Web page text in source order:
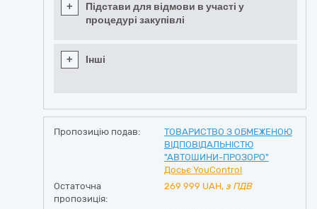
+
Підстави для відмови в участі у
процедурі закупівлі
+ Інші
Пропозицію подав:
ТОВАРИСТВО З ОБМЕЖЕНОЮ
ВІДПОВІДАЛЬНІСТЮ
"АВТОШИНИ-ПРОЗОРО"
Досьє YouControl
Остаточна
пропозиція:
269 999 UAH, з ПДВ